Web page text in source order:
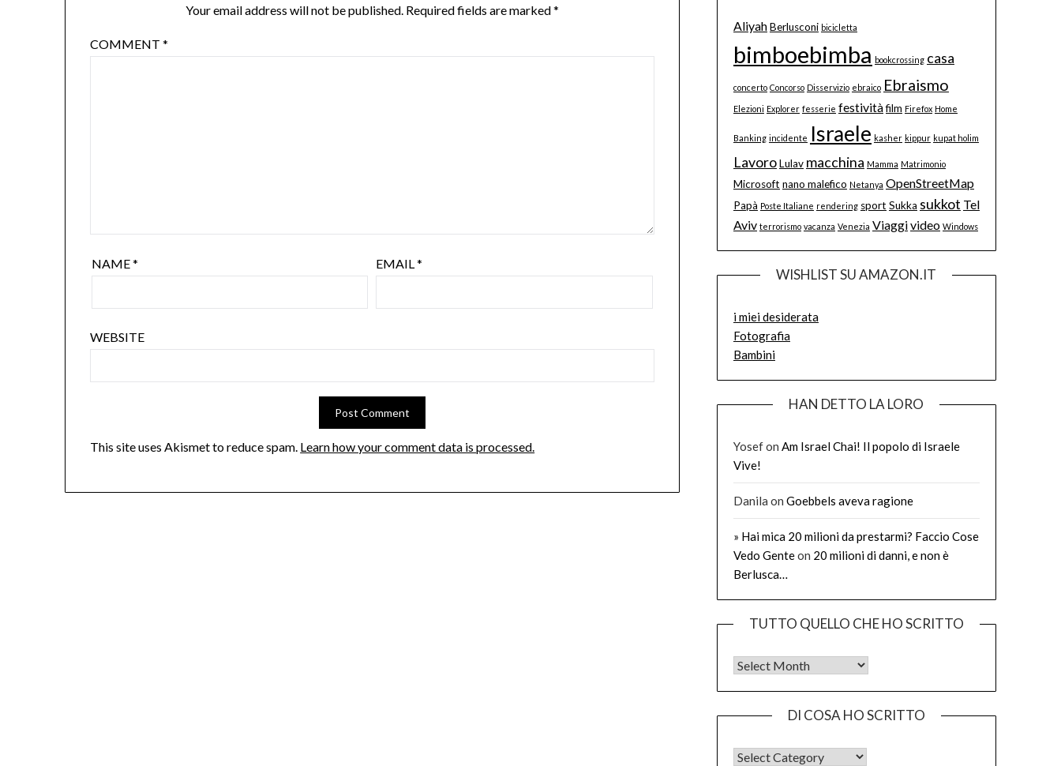
Your email address will not be published. Required fields are marked*
COMMENT*
NAME* EMAIL*
WEBSITE
This site uses Akismet to reduce spam. Learn how your comment data is processed.
AliyahBerlusconi bicicletta
bimboebimba bookcrossing casa
concerto Concorso Disservizio ebraico Ebraismo
Elezioni Explorer fesserie festivitàfilm Firefox Home
Banking incidente Israele kasher kippur kupat holim
LavoroLulav macchina Mamma Matrimonio
Microsoft nano malefico Netanya OpenStreetMap
Papà Poste Italiane rendering sport Sukka sukkot Tel
Aviv terrorismo vacanza Venezia Viaggivideo Windows
WISHLIST SU AMAZON.IT
i miei desiderata
Fotografia
Bambini
HAN DETTO LA LORO
Yosefon Am Israel Chai! Il popolo di Israele
Vive!
Danila on Goebbels aveva ragione
» Hai mica 20 milioni da prestarmi? Faccio Cose
Vedo Genteon 20 milioni di danni, e non è
Berlusca…
TUTTO QUELLO CHE HO SCRITTO
Tutto quello che ho scritto
DI COSA HO SCRITTO
DI COSA HO SCRITTO